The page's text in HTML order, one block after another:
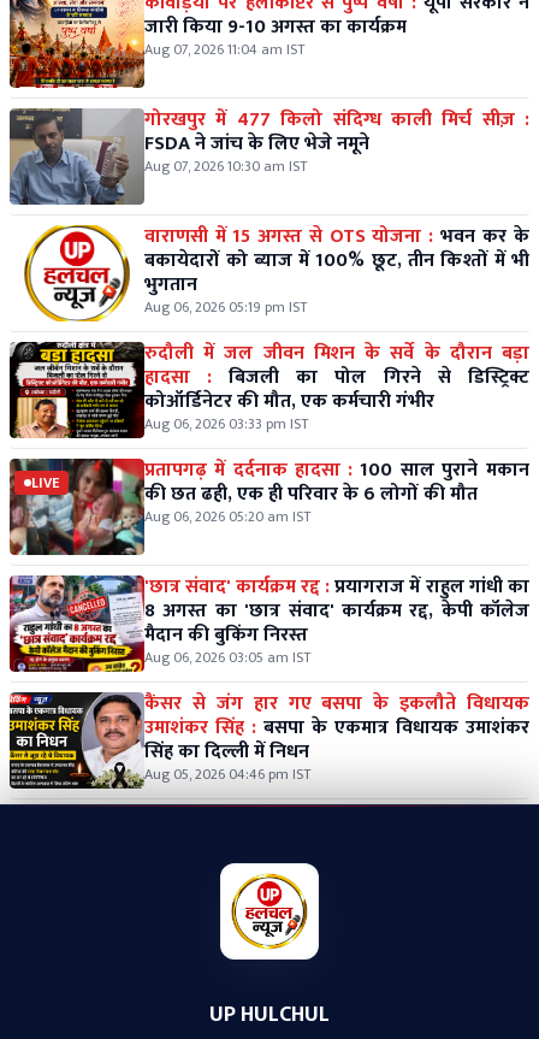
जारी किया 9-10 अगस्त का कार्यक्रम
Aug 07, 2026 11:04 am IST
गोरखपुर में 477 किलो संदिग्ध काली मिर्च सीज़ :
FSDA ने जांच के लिए भेजे नमूने
Aug 07, 2026 10:30 am IST
वाराणसी में 15 अगस्त से OTS योजना : भवन कर के
बकायेदारों को ब्याज में 100% छूट, तीन किश्तों में भी
भुगतान
Aug 06, 2026 05:19 pm IST
रुदौली में जल जीवन मिशन के सर्वे के दौरान बड़ा
हादसा : बिजली का पोल गिरने से डिस्ट्रिक्ट
कोऑर्डिनेटर की मौत, एक कर्मचारी गंभीर
Aug 06, 2026 03:33 pm IST
LIVE प्रतापगढ़ में दर्दनाक हादसा : 100 साल पुराने मकान
की छत ढही, एक ही परिवार के 6 लोगों की मौत
Aug 06, 2026 05:20 am IST
'छात्र संवाद' कार्यक्रम रद्द :प्रयागराज में राहुल गांधी का
8 अगस्त का 'छात्र संवाद' कार्यक्रम रद्द, केपी कॉलेज
मैदान की बुकिंग निरस्त
Aug 06, 2026 03:05 am IST
कैंसर से जंग हार गए बसपा के इकलौते विधायक
उमाशंकर सिंह : बसपा के एकमात्र विधायक उमाशंकर
सिंह का दिल्ली में निधन
Aug 05, 2026 04:46 pm IST
UP HULCHUL